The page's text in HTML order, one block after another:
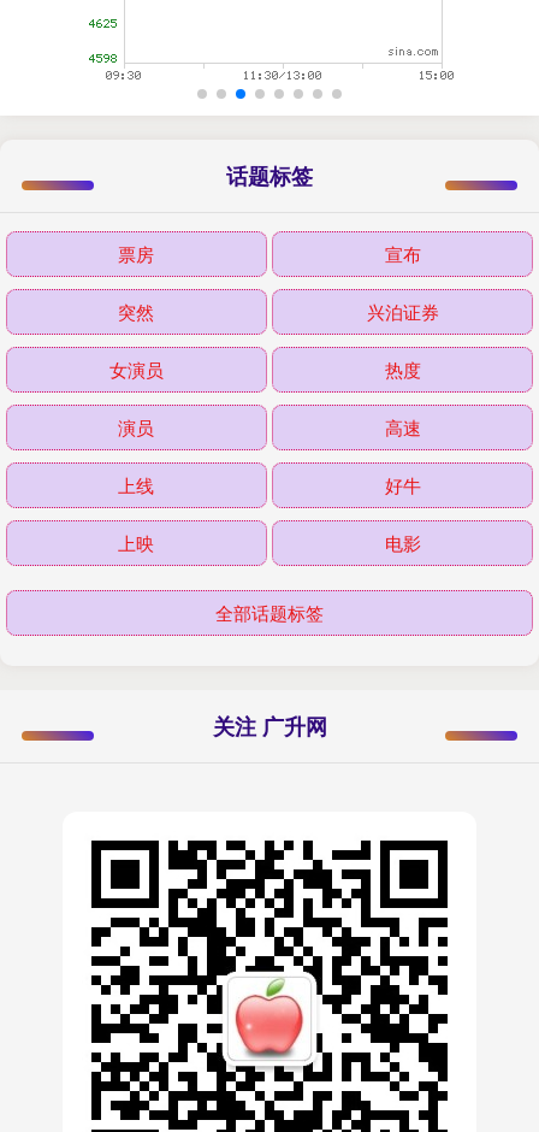
话题标签
票房 宣布
突然 兴泊证券
女演员 热度
演员 高速
上线 好牛
上映 电影
全部话题标签
关注 广升网